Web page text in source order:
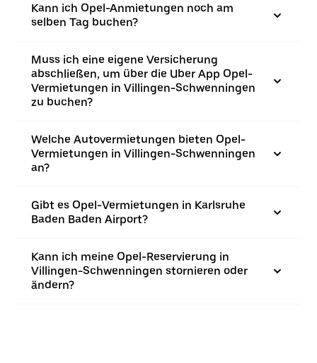
Kann ich Opel-Anmietungen noch am
selben Tag buchen?
Muss ich eine eigene Versicherung
abschließen, um über die Uber App Opel-
Vermietungen in Villingen-Schwenningen
zu buchen?
Welche Autovermietungen bieten Opel-
Vermietungen in Villingen-Schwenningen
an?
Gibt es Opel-Vermietungen in Karlsruhe
Baden Baden Airport?
Kann ich meine Opel-Reservierung in
Villingen-Schwenningen stornieren oder
ändern?